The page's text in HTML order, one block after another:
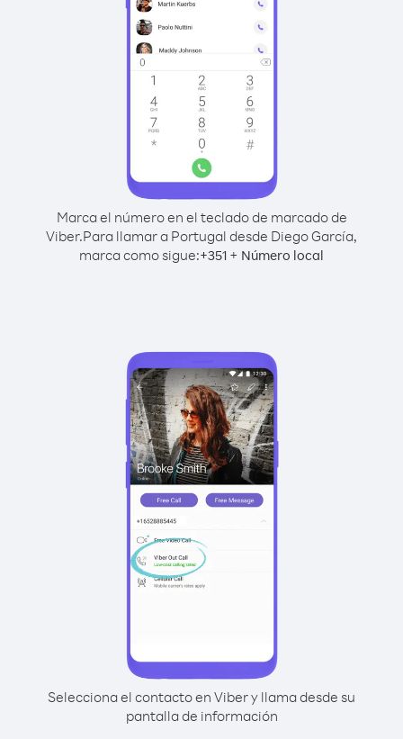
Marca el número en el teclado de marcado de
Viber.Para llamar a Portugal desde Diego García,
marca como sigue:+351 + Número local
Selecciona el contacto en Viber y llama desde su
pantalla de información